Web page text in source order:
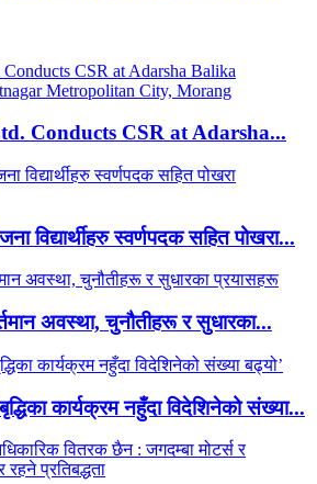
Conducts CSR at Adarsha...
विद्यार्थीहरु स्वर्णपदक सहित पोखरा...
अवस्था, चुनौतीहरू र सुधारका...
कार्यक्रम नहुँदा विदेशिनेको संख्या...